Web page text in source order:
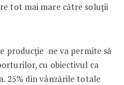
tot mai mare către soluții
producție ne va permite să
cu obiectivul ca
25% din vânzările totale